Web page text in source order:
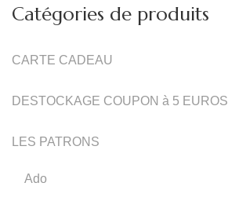
Catégories de produits
CARTE CADEAU
DESTOCKAGE COUPON à 5 EUROS
LES PATRONS
Ado